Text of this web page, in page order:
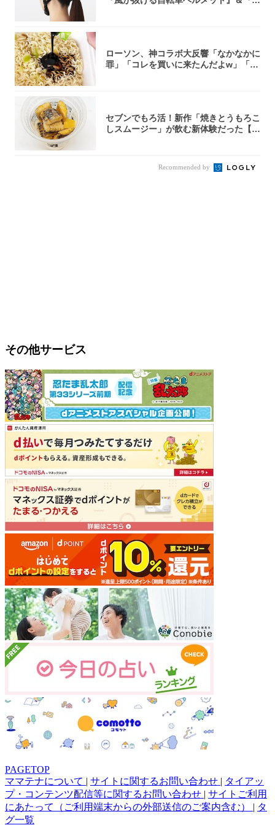
ローソン、神コラボ大反響「なかなかに
罪」「コレを買いに来たんだよw」「３
セブンでもろ活！新作「焼きとうもろこ
しスムージー」が飲む新体験だった【東
Recommended by
その他サービス
PAGETOP
ママテナについて | サイトに関するお問い合わせ | タイアッ
プ・コンテンツ配信等に関するお問い合わせ | サイトご利用
にあたって（ご利用端末からの外部送信のご案内含む） | タ
グ一覧